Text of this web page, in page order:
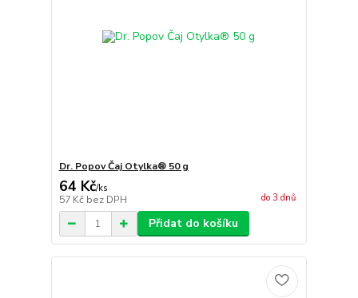
Dr. Popov Čaj Otylka® 50 g
64 Kč/ks
57 Kč bez DPH do 3 dnů
Přidat do košíku